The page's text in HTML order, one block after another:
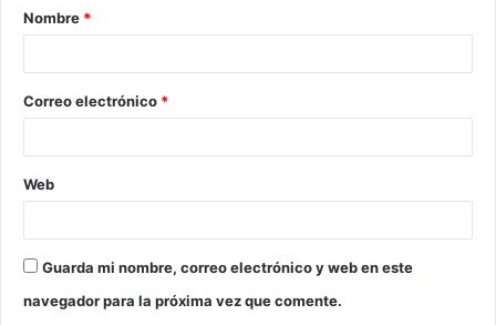
Nombre *
Correo electrónico *
Web
Guarda mi nombre, correo electrónico y web en este
navegador para la próxima vez que comente.